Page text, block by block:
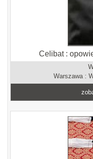
Celibat :
Warszawa :